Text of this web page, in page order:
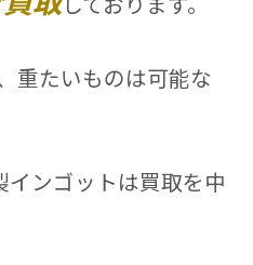
重たいものは可能な
ンゴットは買取を中